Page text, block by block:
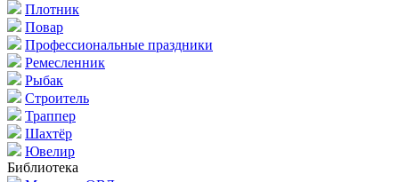
Плотник
Повар
Профессиональные праздники
Ремесленник
Рыбак
Строитель
Траппер
Шахтёр
Ювелир
Библиотека